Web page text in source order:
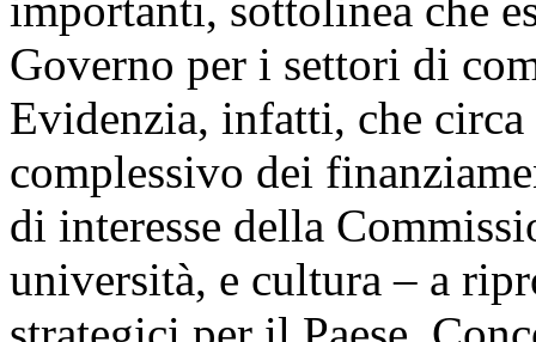
Governo per i settori di
Evidenzia, infatti, che
complessivo dei
di interesse della
università, e cultura – a